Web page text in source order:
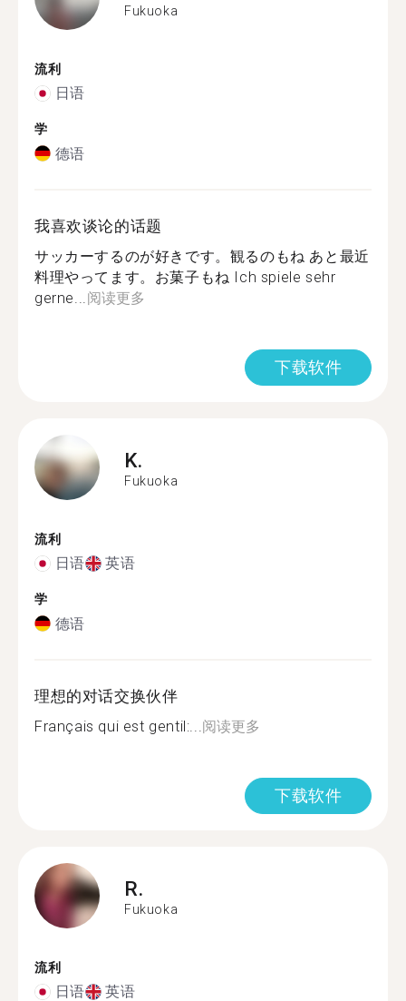
Fukuoka
流利
日语
学
德语
我喜欢谈论的话题
サッカーするのが好きです。観るのもね あと最近
料理やってます。お菓子もね Ich spiele sehr
gerne... 阅读更多
下载软件
K.
Fukuoka
流利
日语 英语
学
德语
理想的对话交换伙伴
Français qui est gentil:... 阅读更多
下载软件
R.
Fukuoka
流利
日语 英语